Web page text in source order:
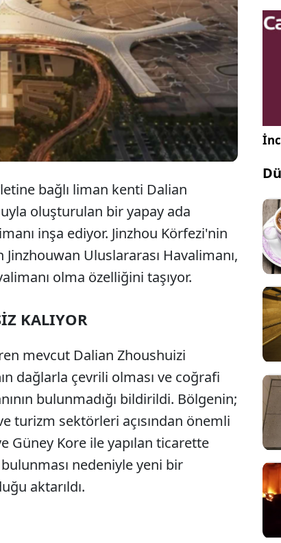
eyaletine bağlı Dalian şehrinde deniz
oluşturduğu 20 kilometrekarelik
yeni bir uluslararası havalimanı inşa
bağlı liman kenti Dalian
oluşturulan bir yapay ada
inşa ediyor. Jinzhou Körfezi'nin
Uluslararası Havalimanı,
olma özelliğini taşıyor.
KALIYOR
mevcut Dalian Zhoushuizi
dağlarla çevrili olması ve coğrafi
bulunmadığı bildirildi. Bölgenin;
turizm sektörleri açısından önemli
Güney Kore ile yapılan ticarette
nedeniyle yeni bir
aktarıldı.